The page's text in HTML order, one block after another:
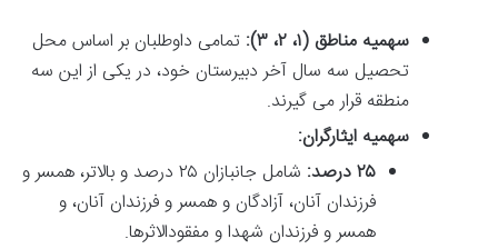
سهمیه مناطق (۱، ۲، ۳):
تمامی داوطلبان بر اساس محل
تحصیل سه سال آخر دبیرستان خود، در یکی از این سه
منطقه قرار می گیرند.
سهمیه ایثارگران:
۲۵ درصد:
شامل جانبازان ۲۵ درصد و بالاتر، همسر و
فرزندان آنان، آزادگان و همسر و فرزندان آنان، و
همسر و فرزندان شهدا و مفقودالاثرها.